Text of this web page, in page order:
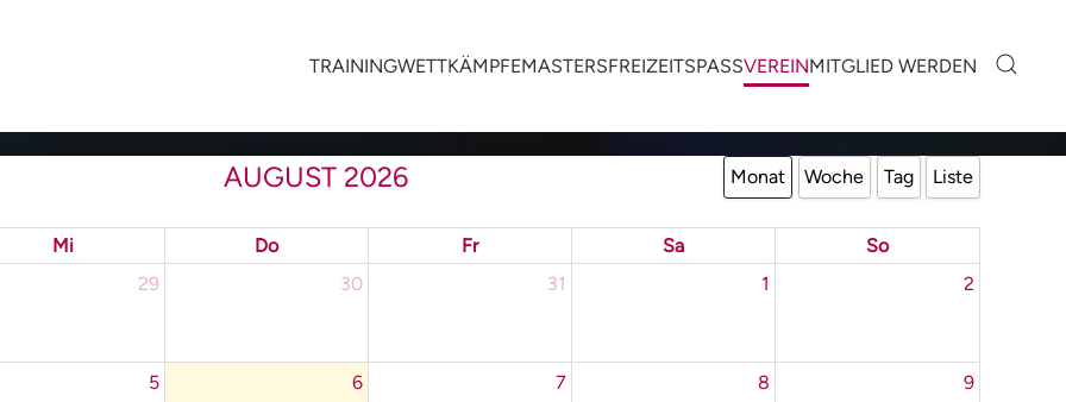
TRAININGWETTKÄMPFEMASTERSFREIZEITSPASSVEREINMITGLIED WERDEN
AUGUST 2026 Monat Woche Tag Liste
Mi Do Fr Sa
So
29 30 31 1 2
5 6 7 8 9